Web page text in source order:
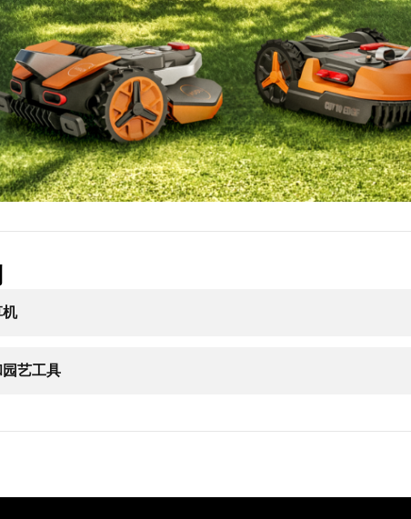
艺工具